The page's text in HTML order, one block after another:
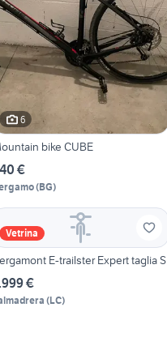
6
bike CUBE
€
(BG)
Vetrina
E-trailster Expert taglia S
€
(LC)